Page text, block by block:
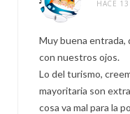
HACE
Muy buena entrada,
con nuestros ojos.
Lo del turismo,
mayoritaria son
cosa va mal para la